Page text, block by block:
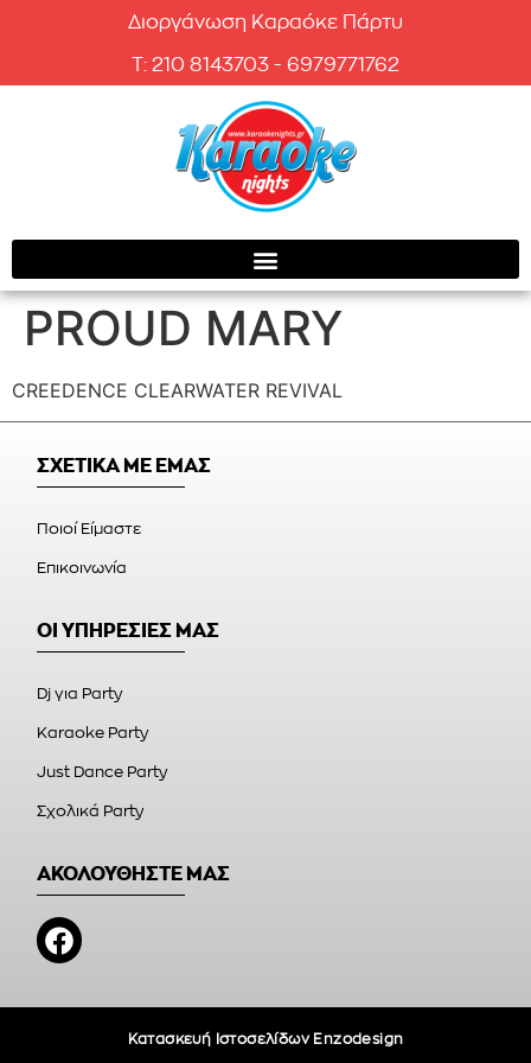
Διοργάνωση Καραόκε Πάρτυ
T: 210 8143703 - 6979771762
PROUD MARY
CREEDENCE CLEARWATER REVIVAL
ΣΧΕΤΙΚΑ ΜΕ ΕΜΑΣ
Ποιοί Είμαστε
Επικοινωνία
ΟΙ ΥΠΗΡΕΣΙΕΣ ΜΑΣ
Dj για Party
Karaoke Party
Just Dance Party
Σχολικά Party
ΑΚΟΛΟΥΘΗΣΤΕ ΜΑΣ
Κατασκευή Ιστοσελίδων Enzodesign